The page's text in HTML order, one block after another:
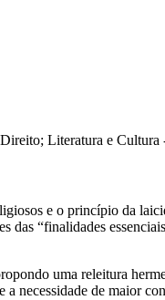
Literatura e Cultura
e o princípio da
das “finalidades
uma releitura
de maior